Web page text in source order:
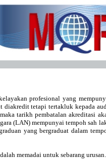
profesional yang
diakredit tetapi tertakluk kepada
tarikh pembatalan akreditasi
(LAN) mempunyai tempoh sah
yang bergraduat dalam
memadai untuk sebarang urusan.